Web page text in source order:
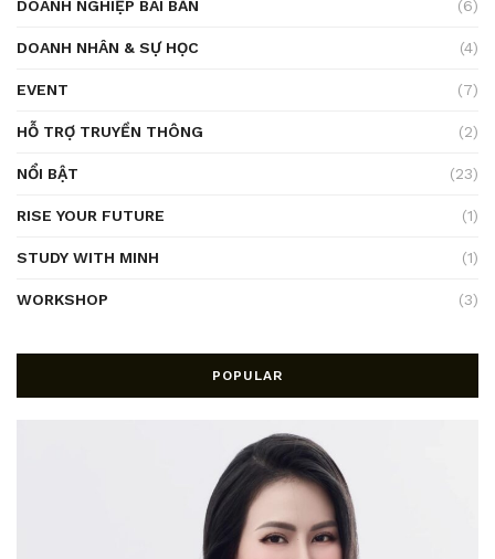
DOANH NGHIỆP BÀI BẢN (6)
DOANH NHÂN & SỰ HỌC (4)
EVENT (7)
HỖ TRỢ TRUYỀN THÔNG (2)
NỔI BẬT (23)
RISE YOUR FUTURE (1)
STUDY WITH MINH (1)
WORKSHOP (3)
POPULAR